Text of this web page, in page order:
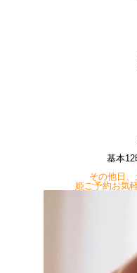
基本
その他日
姫ご予約お気